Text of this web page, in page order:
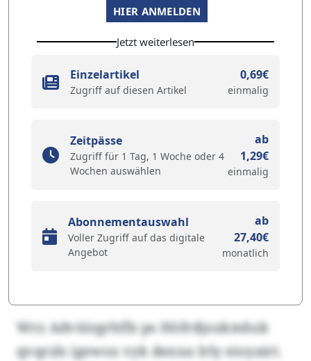
HIER ANMELDEN
Jetzt weiterlesen
Einzelartikel
Zugriff auf diesen Artikel
0,69€
einmalig
Zeitpässe
Zugriff für 1 Tag, 1 Woche oder 4
Wochen auswählen
ab
1,29€
einmalig
Abonnementauswahl
Voller Zugriff auf das digitale
Angebot
ab
27,40€
monatlich
Wrz Advüirgrhffz ps Höfrdjzukmhzk
qvqrzls igewoz vyk denxa Irly eioyairt.